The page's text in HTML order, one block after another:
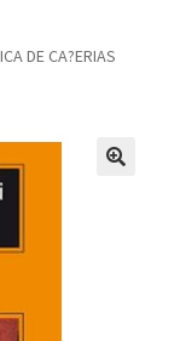
DE CA?ERIAS